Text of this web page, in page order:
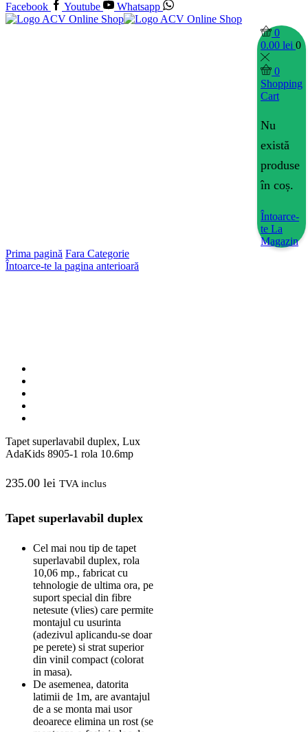
Facebook
Youtube Whatsapp
0
0.00 lei 0
0
Shopping
Cart
Nu
există
produse
în coș.
Întoarce-
te La
Magazin
Prima pagină Fara Categorie
Întoarce-te la pagina anterioară
Tapet superlavabil duplex, Lux
AdaKids 8905-1 rola 10.6mp
235.00 lei TVA inclus
Tapet superlavabil duplex
Cel mai nou tip de tapet
superlavabil duplex, rola
10,06 mp., fabricat cu
tehnologie de ultima ora, pe
suport special din fibre
netesute (vlies) care permite
montajul cu usurinta
(adezivul aplicandu-se doar
pe perete) si strat superior
din vinil compact (colorat
in masa).
De asemenea, datorita
latimii de 1m, are avantajul
de a se monta mai usor
deoarece elimina un rost (se